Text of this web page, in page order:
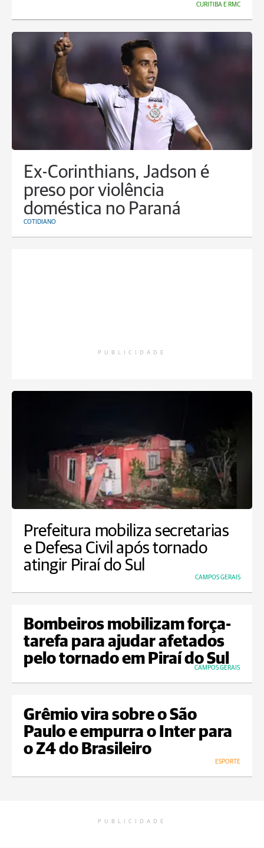
CURITIBA E RMC
Ex-Corinthians, Jadson é
preso por violência
doméstica no Paraná
COTIDIANO
PUBLICIDADE
Prefeitura mobiliza secretarias
e Defesa Civil após tornado
atingir Piraí do Sul
CAMPOS GERAIS
Bombeiros mobilizam força-
tarefa para ajudar afetados
pelo tornado em Piraí do Sul
CAMPOS GERAIS
Grêmio vira sobre o São
Paulo e empurra o Inter para
o Z4 do Brasileiro
ESPORTE
PUBLICIDADE